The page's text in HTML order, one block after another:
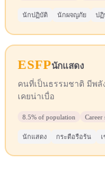
นักปฏิบัติ นักผจญภัย ปฏิ
ESFPนักแสดง
คนที่เป็นธรรมชาติ มีพ
เคยน่าเบื่อ
8.5% of population Career
นักแสดง กระตือรือร้น